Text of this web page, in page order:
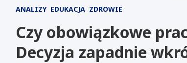
ANALIZY EDUKACJA ZDROWIE
Czy obowiązkowe
Decyzja zapadnie